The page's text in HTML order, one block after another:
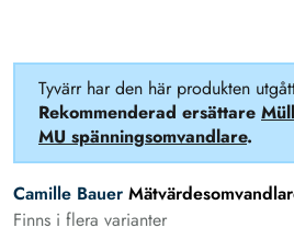
Tyvärr har den här produkten
Rekommenderad ersättare
MU spänningsomvandlare.
Camille Bauer
Finns i flera varianter